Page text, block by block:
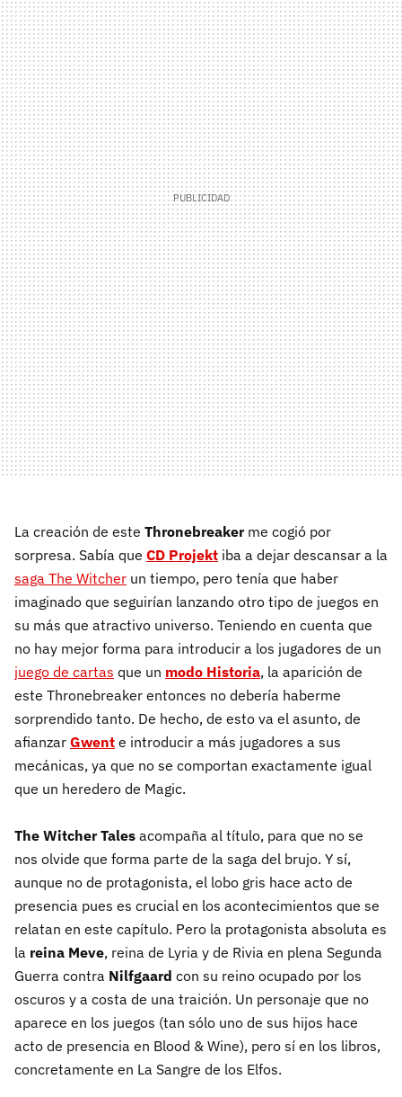
La creación de este Thronebreakerme cogió por
sorpresa. Sabía que CD Projekt iba a dejar descansar a la
saga The Witcher un tiempo, pero tenía que haber
imaginado que seguirían lanzando otro tipo de juegos en
su más que atractivo universo. Teniendo en cuenta que
no hay mejor forma para introducir a los jugadores de un
juego de cartas que un modo Historia, la aparición de
este Thronebreaker entonces no debería haberme
sorprendido tanto. De hecho, de esto va el asunto, de
afianzar Gwent e introducir a más jugadores a sus
mecánicas, ya que no se comportan exactamente igual
que un heredero de Magic.
The Witcher Tales acompaña al título, para que no se
nos olvide que forma parte de la saga del brujo. Y sí,
aunque no de protagonista, el lobo gris hace acto de
presencia pues es crucial en los acontecimientos que se
relatan en este capítulo. Pero la protagonista absoluta es
la reina Meve, reina de Lyria y de Rivia en plena Segunda
Guerra contra Nilfgaard con su reino ocupado por los
oscuros y a costa de una traición. Un personaje que no
aparece en los juegos (tan sólo uno de sus hijos hace
acto de presencia en Blood & Wine), pero sí en los libros,
concretamente en La Sangre de los Elfos.